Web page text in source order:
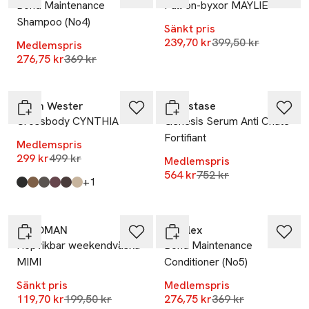
Bond Maintenance
Shampoo (No4)
Medlemspris
276,75 krLägsta pris 30 dagar
369 kr
Pull on-byxor MAYLIE
Sänkt pris
239,70 krLägsta pris 30
399,50 kr
Carin Wester
Crossbody CYNTHIA
Medlemspris
299 krLägsta pris 30 dagar
499 kr
Produkten finns i färgerna:
Black,
Beige Faux Suede
Dk brown Plain
Burgundy,
Brown Croco,
Beige, +1
Kérastase
Genesis Serum Anti Chute
Fortifiant
Medlemspris
564 krLägsta pris 30 dagar
752 kr
Å WOMAN
Hopvikbar weekendväska
MIMI
Sänkt pris
119,70 krLägsta pris 30 dagar
199,50 kr
Olaplex
Bond Maintenance
Conditioner (No5)
Medlemspris
276,75 krLägsta pris 30
369 kr